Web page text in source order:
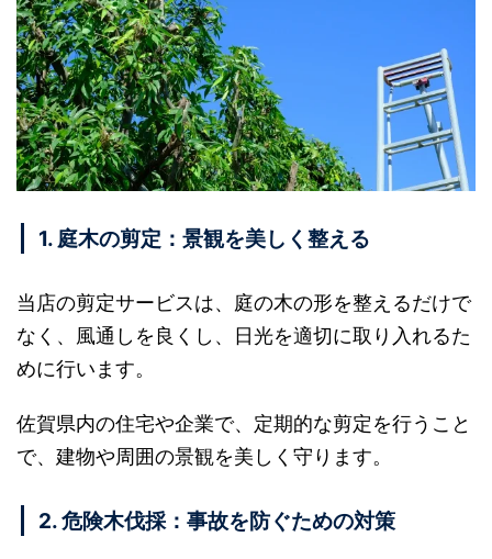
1. 庭木の剪定：景観を美しく整える
当店の剪定サービスは、庭の木の形を整えるだけで
なく、風通しを良くし、日光を適切に取り入れるた
めに行います。
佐賀県内の住宅や企業で、定期的な剪定を行うこと
で、建物や周囲の景観を美しく守ります。
2. 危険木伐採：事故を防ぐための対策